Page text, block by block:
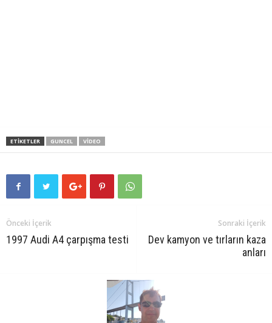
ETIKETLER GUNCEL VIDEO
Önceki İçerik
1997 Audi A4 çarpışma testi
Sonraki İçerik
Dev kamyon ve tırların kaza
anları